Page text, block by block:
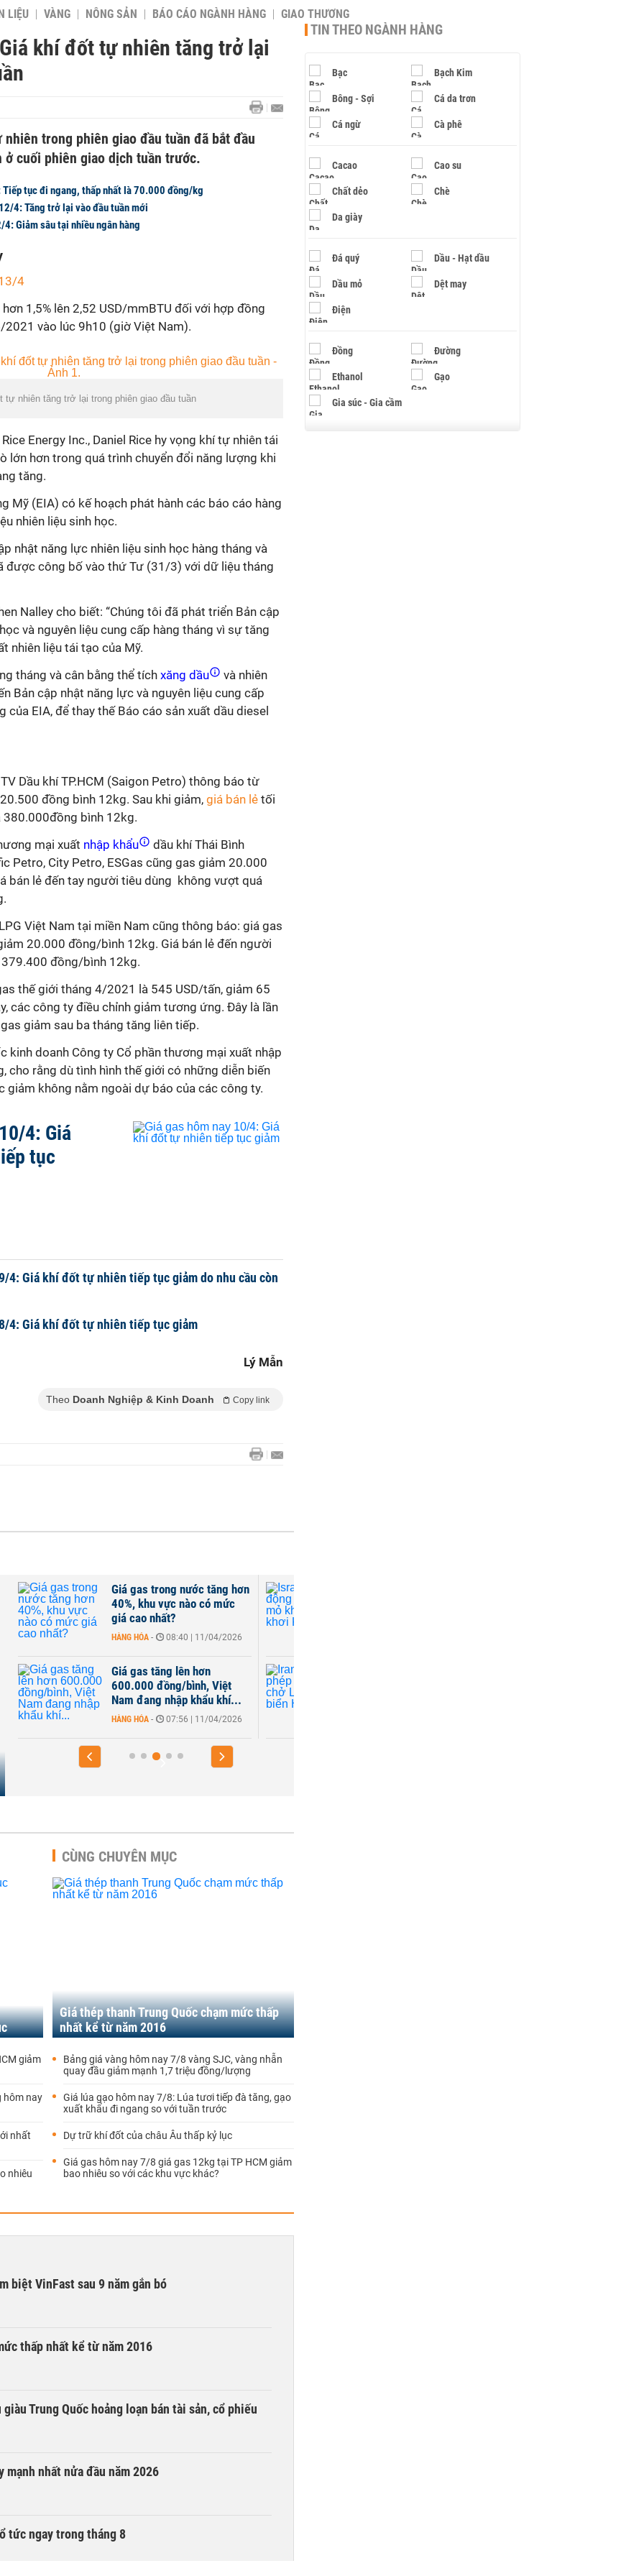
LIỆU VÀNG NÔNG SẢN BÁO CÁO NGÀNH HÀNG GIAO THƯƠNG
khí đốt tự nhiên tăng trở lại
nhiên trong phiên giao đầu tuần đã bắt đầu
cuối phiên giao dịch tuần trước.
tục đi ngang, thấp nhất là 70.000 đồng/kg
4: Tăng trở lại vào đầu tuần mới
4: Giảm sâu tại nhiều ngân hàng
4
1,5% lên 2,52 USD/mmBTU đối với hợp đồng
vào lúc 9h10 (giờ Việt Nam).
tự nhiên tăng trở lại trong phiên giao đầu tuần
Energy Inc., Daniel Rice hy vọng khí tự nhiên tái
lớn hơn trong quá trình chuyển đổi năng lượng khi
tăng.
Mỹ (EIA) có kế hoạch phát hành các báo cáo hàng
nhiên liệu sinh học.
nhật năng lực nhiên liệu sinh học hàng tháng và
được công bố vào thứ Tư (31/3) với dữ liệu tháng
Nalley cho biết: “Chúng tôi đã phát triển Bản cập
và nguyên liệu cung cấp hàng tháng vì sự tăng
nhiên liệu tái tạo của Mỹ.
tháng và cân bằng thể tích xăng dầu
và nhiên
Bản cập nhật năng lực và nguyên liệu cung cấp
của EIA, để thay thế Báo cáo sản xuất dầu diesel
Dầu khí TP.HCM (Saigon Petro) thông báo từ
đồng bình 12kg. Sau khi giảm, giá bán lẻ tối
bình 12kg.
mại xuất nhập khẩu
dầu khí Thái Bình
Petro, City Petro, ESGas cũng gas giảm 20.000
bán lẻ đến tay người tiêu dùng không vượt quá
Việt Nam tại miền Nam cũng thông báo: giá gas
20.000 đồng/bình 12kg. Giá bán lẻ đến người
379.400 đồng/bình 12kg.
thế giới tháng 4/2021 là 545 USD/tấn, giảm 65
các công ty điều chỉnh giảm tương ứng. Đây là lần
giảm sau ba tháng tăng liên tiếp.
kinh doanh Công ty Cổ phần thương mại xuất nhập
cho rằng dù tình hình thế giới có những diễn biến
giảm không nằm ngoài dự báo của các công ty.
4: Giá
tục
4: Giá khí đốt tự nhiên tiếp tục giảm do nhu cầu còn
4: Giá khí đốt tự nhiên tiếp tục giảm
Lý Mẫn
Theo Doanh Nghiệp & Kinh Doanh Copy link
Giá gas trong nước tăng hơn
40%, khu vực nào có mức
giá cao nhất?
HÀNG HÓA - 08:40 | 11/04/2026
Giá gas tăng lên hơn
600.000 đồng/bình, Việt
Nam đang nhập khẩu khí...
HÀNG HÓA - 07:56 | 11/04/2026
giảm
hôm nay
nhất
nhiêu
CÙNG CHUYÊN MỤC
Giá thép thanh Trung Quốc chạm mức thấp
nhất kể từ năm 2016
Bảng giá vàng hôm nay 7/8 vàng SJC, vàng nhẫn
quay đầu giảm mạnh 1,7 triệu đồng/lượng
Giá lúa gạo hôm nay 7/8: Lúa tươi tiếp đà tăng, gạo
xuất khẩu đi ngang so với tuần trước
Dự trữ khí đốt của châu Âu thấp kỷ lục
Giá gas hôm nay 7/8 giá gas 12kg tại TP HCM giảm
bao nhiêu so với các khu vực khác?
biệt VinFast sau 9 năm gắn bó
thấp nhất kể từ năm 2016
Trung Quốc hoảng loạn bán tài sản, cổ phiếu
mạnh nhất nửa đầu năm 2026
tức ngay trong tháng 8
TIN THEO NGÀNH HÀNG
Bạc Bạch Kim
Bông - Sợi Cá da trơn
Cá ngừ Cà phê
Cacao Cao su
Chất dẻo Chè
Da giày
Đá quý Dầu - Hạt dầu
Dầu mỏ Dệt may
Điện
Đồng Đường
Ethanol Gạo
Gia súc - Gia cầm